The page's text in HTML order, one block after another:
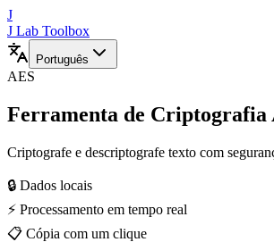
J
J Lab Toolbox
Português
AES
Ferramenta de Criptografia
Criptografe e descriptografe texto com
🔒 Dados locais
⚡ Processamento em tempo real
📋 Cópia com um clique